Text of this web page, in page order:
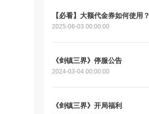
【必看】大额代金券如何使用？
2025-06-03 00:00:00
《剑镇三界》停服公告
2024-03-04 00:00:00
《剑镇三界》开局福利